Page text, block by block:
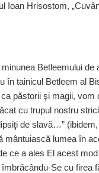
Ioan Hrisostom,
Betleemului de
în tainicul Betleem al
păstorii şi magii,
cu trupul nostru
de slavă…”
mântuiască lumea în
ce a ales El acest
Se cu firea